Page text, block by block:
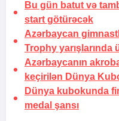
Bu gün batut və
start götürəcək
Azərbaycan
Trophy yarışlarında
Azərbaycanın
keçirilən Dünya
Dünya kubokunda
medal şansı